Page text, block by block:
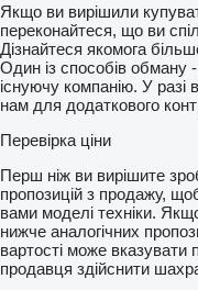
Якщо ви вирішили
переконайтеся, що ви
Дізнайтеся якомога
Один із способів обману
існуючу компанію. У разі
нам для додаткового
Перевірка ціни
Перш ніж ви вирішите
пропозицій з продажу,
вами моделі техніки.
нижче аналогічних
вартості може
продавця здійснити